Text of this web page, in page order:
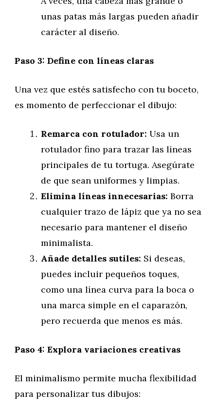
unas patas más largas pueden añadir
carácter al diseño.
Paso 3: Define con líneas claras
Una vez que estés satisfecho con tu boceto,
es momento de perfeccionar el dibujo:
Remarca con rotulador: Usa un
rotulador fino para trazar las líneas
principales de tu tortuga. Asegúrate
de que sean uniformes y limpias.
Elimina líneas innecesarias: Borra
cualquier trazo de lápiz que ya no sea
necesario para mantener el diseño
minimalista.
Añade detalles sutiles: Si deseas,
puedes incluir pequeños toques,
como una línea curva para la boca o
una marca simple en el caparazón,
pero recuerda que menos es más.
Paso 4: Explora variaciones creativas
El minimalismo permite mucha flexibilidad
para personalizar tus dibujos: